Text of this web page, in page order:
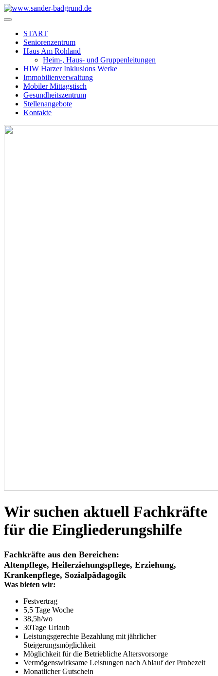
START
Seniorenzentrum
Haus Am Rohland
Heim-, Haus- und Gruppenleitungen
HIW Harzer Inklusions Werke
Immobilienverwaltung
Mobiler Mittagstisch
Gesundheitszentrum
Stellenangebote
Kontakte
Wir suchen aktuell Fachkräfte
für die Eingliederungshilfe
Fachkräfte aus den Bereichen:
Altenpflege, Heilerziehungspflege, Erziehung,
Krankenpflege, Sozialpädagogik
Was bieten wir:
Festvertrag
5,5 Tage Woche
38,5h/wo
30Tage Urlaub
Leistungsgerechte Bezahlung mit jährlicher
Steigerungsmöglichkeit
Möglichkeit für die Betriebliche Altersvorsorge
Vermögenswirksame Leistungen nach Ablauf der Probezeit
Monatlicher Gutschein